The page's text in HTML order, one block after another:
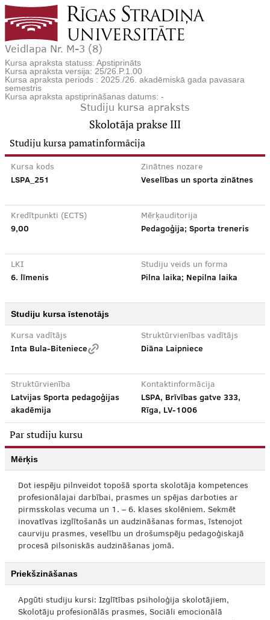
Veidlapa Nr. M-3 (8)
Kursa apraksta statuss: Apstiprināts
Kursa apraksta versija: 25/26.P.1.00
Kursa apraksta periods : 2025./26. akadēmiskā gada pavasara
semestris
Kursa apraksta apstiprināšanas datums: -
Studiju kursa apraksts
Skolotāja prakse III
Studiju kursa pamatinformācija
Kursa kods
LSPA_251
Zinātnes nozare
Veselības un sporta zinātnes
Kredītpunkti (ECTS)
9,00
Mērķauditorija
Pedagoģija; Sporta treneris
LKI
6. līmenis
Studiju veids un forma
Pilna laika; Nepilna laika
Studiju kursa īstenotājs
Kursa vadītājs
Inta Bula-Biteniece
Struktūrvienības vadītājs
Diāna Laipniece
Struktūrvienība
Latvijas Sporta pedagoģijas
akadēmija
Kontaktinformācija
LSPA, Brīvības gatve 333,
Rīga, LV-1006
Par studiju kursu
Mērķis
Dot iespēju pilnveidot topošā sporta skolotāja kompetences
profesionālajai darbībai, prasmes un spējas darboties ar
pirmsskolas vecuma un 1. – 6. klases skolēniem. Sekmēt
inovatīvas izglītošanās un audzināšanas formas, īstenojot
caurviju prasmes, veselību un drošumspēju pedagoģiskajā
procesā pilsoniskās audzināšanas jomā.
Priekšzināšanas
Apgūti studiju kursi: Izglītības psiholoģija skolotājiem,
Skolotāju profesionālās prasmes, Sociāli emocionālā